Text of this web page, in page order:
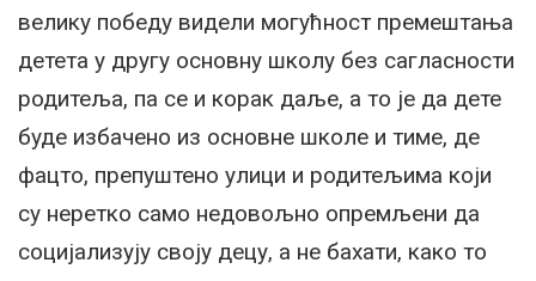
велику победу видели могућност премештања
детета у другу основну школу без сагласности
родитеља, па се и корак даље, а то је да дете
буде избачено из основне школе и тиме, де
фацто, препуштено улици и родитељима који
су неретко само недовољно опремљени да
социјализују своју децу, а не бахати, како то